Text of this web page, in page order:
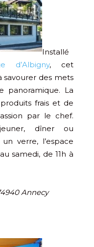
Installé
d’Albigny, cet
savourer des mets
panoramique. La
frais et de
par le chef.
dîner ou
verre, l’espace
samedi, de 11h à
Annecy